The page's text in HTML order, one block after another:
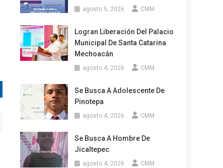
agosto 5, 2026 CMM
Logran Liberación Del Palacio
Municipal De Santa Catarina
Mechoacán
agosto 4, 2026 CMM
Se Busca A Adolescente De
Pinotepa
agosto 4, 2026 CMM
Se Busca A Hombre De
Jicaltepec
agosto 4, 2026 CMM